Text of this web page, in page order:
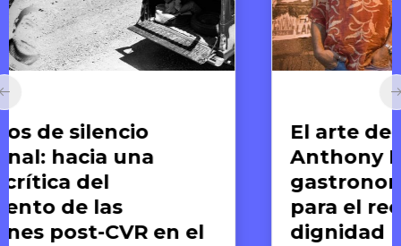
El arte de compartir:
Anthony Bourdain y la
gastronomía como medio
para el reconocimiento de la
dignidad humana